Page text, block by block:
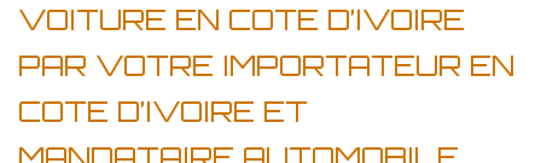
VOITURE EN COTE D’IVOIRE
PAR VOTRE IMPORTATEUR EN
COTE D’IVOIRE ET